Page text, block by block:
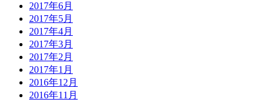
2017年6月
2017年5月
2017年4月
2017年3月
2017年2月
2017年1月
2016年12月
2016年11月